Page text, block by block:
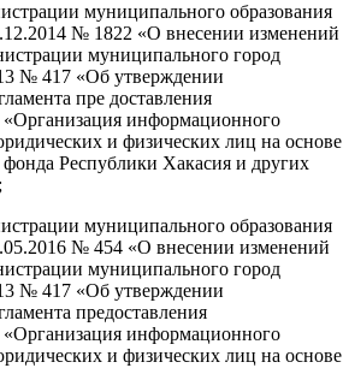
муниципального образования
№ 1822 «О внесении изменений
муниципального город
№ 417 «Об утверждении
пре доставления
информационного
и физических лиц на основе
Республики Хакасия и других
муниципального образования
№ 454 «О внесении изменений
муниципального город
№ 417 «Об утверждении
предоставления
информационного
и физических лиц на основе